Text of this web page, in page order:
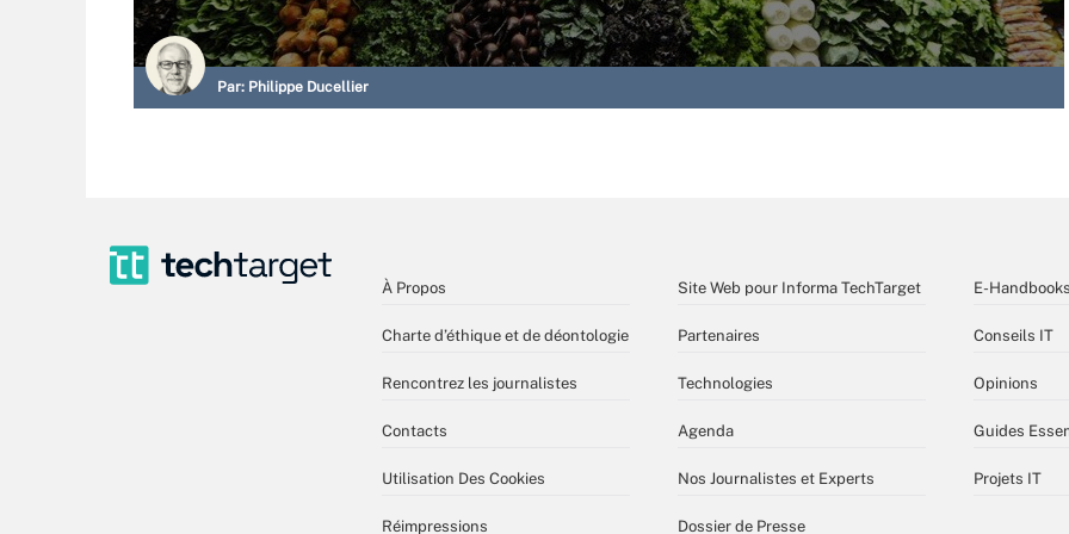
Par: Philippe Ducellier
À Propos
Charte d’éthique et de déontologie
Rencontrez les journalistes
Contacts
Utilisation Des Cookies
Réimpressions
Site Web pour Informa TechTarget
Partenaires
Technologies
Agenda
Nos Journalistes et Experts
Dossier de Presse
E-Handbooks
Conseils IT
Opinions
Guides
Projets IT